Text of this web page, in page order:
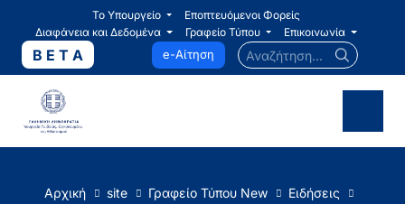
Το Υπουργείο
Εποπτευόμενοι Φορείς
Διαφάνεια και Δεδομένα
Γραφείο Τύπου Επικοινωνία
B E T A e-Αίτηση Αναζήτηση...
Αρχική site Γραφείο Τύπου New
Ειδήσεις